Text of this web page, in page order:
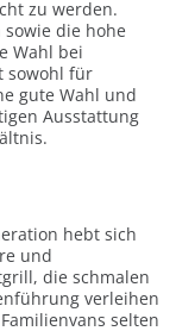
zu werden.
die hohe
Wahl bei
sowohl für
gute Wahl und
Ausstattung
hebt sich
und
die schmalen
verleihen
selten